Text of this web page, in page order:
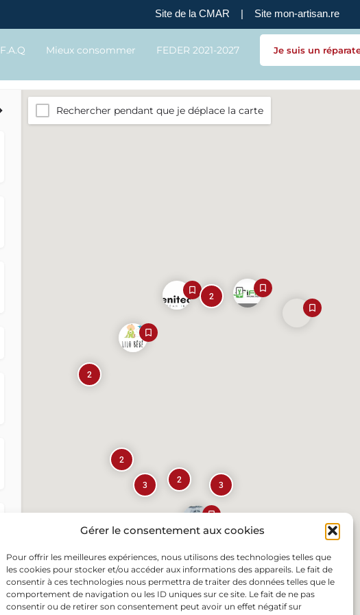
Site de la CMAR | Site mon-artisan.re
Gérer le consentement aux cookies
Pour offrir les meilleures expériences, nous utilisons des technologies telles que
les cookies pour stocker et/ou accéder aux informations des appareils. Le fait de
consentir à ces technologies nous permettra de traiter des données telles que le
comportement de navigation ou les ID uniques sur ce site. Le fait de ne pas
consentir ou de retirer son consentement peut avoir un effet négatif sur
F.A.Q Mieux consommer FEDER 2021-2027 Je suis un
3
3
2
2
2
2
Rechercher pendant que je déplace la carte